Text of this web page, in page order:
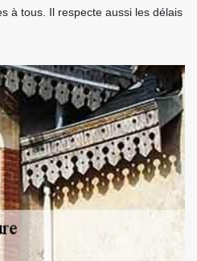
à tous. Il respecte aussi les délais